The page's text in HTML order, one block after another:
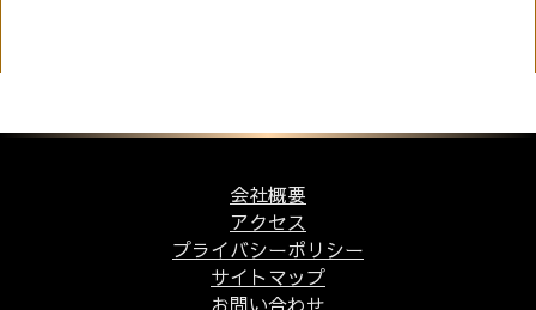
会社概要
アクセス
プライバシーポリシー
サイトマップ
お問い合わせ